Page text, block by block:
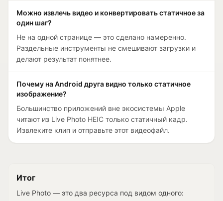
Можно извлечь видео и конвертировать статичное за
один шаг?
Не на одной странице — это сделано намеренно.
Раздельные инструменты не смешивают загрузки и
делают результат понятнее.
Почему на Android друга видно только статичное
изображение?
Большинство приложений вне экосистемы Apple
читают из Live Photo HEIC только статичный кадр.
Извлеките клип и отправьте этот видеофайл.
Итог
Live Photo — это два ресурса под видом одного: